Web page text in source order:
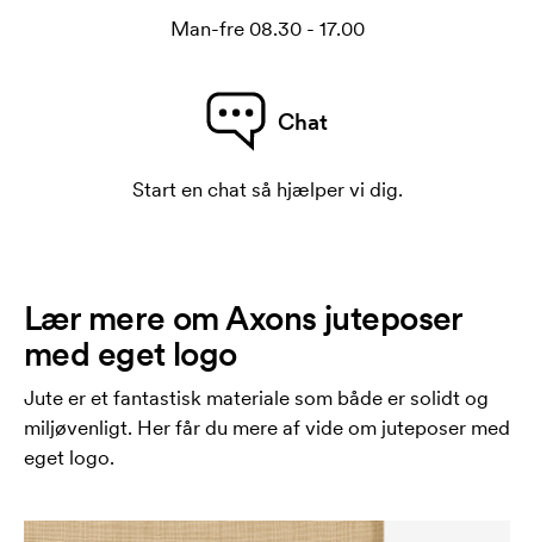
Man-fre 08.30 - 17.00
Chat
Start en chat så hjælper vi dig.
Lær mere om Axons juteposer
med eget logo
Jute er et fantastisk materiale som både er solidt og
miljøvenligt. Her får du mere af vide om juteposer med
eget logo.